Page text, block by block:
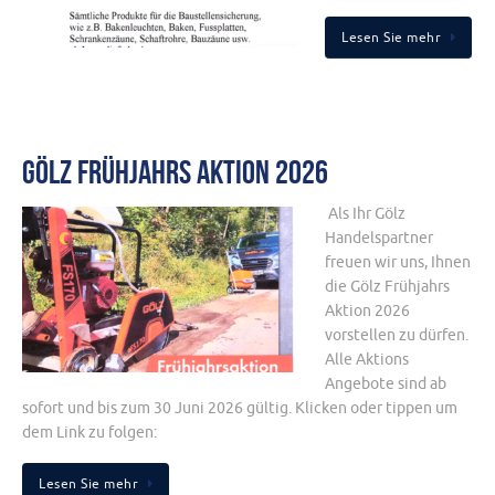
Lesen Sie mehr
Gölz Frühjahrs Aktion 2026
­ Als Ihr Gölz
Handelspartner
freuen wir uns, Ihnen
die Gölz Frühjahrs
Aktion 2026
vorstellen zu dürfen.
Alle Aktions
Angebote sind ab
sofort und bis zum 30 Juni 2026 gültig. Klicken oder tippen um
dem Link zu folgen:
Lesen Sie mehr